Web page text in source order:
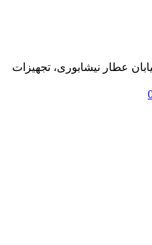
عطار نیشابوری، تجهیزات